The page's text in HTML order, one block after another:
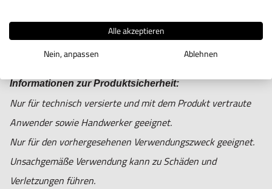
Informationen zur Produktsicherheit:
Nur für technisch versierte und mit dem Produkt vertraute
Anwender sowie Handwerker geeignet.
Nur für den vorhergesehenen Verwendungszweck geeignet.
Unsachgemäße Verwendung kann zu Schäden und
Verletzungen führen.
Alle akzeptieren
Nein, anpassen
Ablehnen